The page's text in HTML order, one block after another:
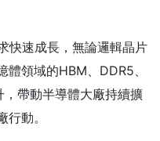
快速成長，無論邏輯晶片
領域的HBM、DDR5、
帶動半導體大廠持續擴
動。